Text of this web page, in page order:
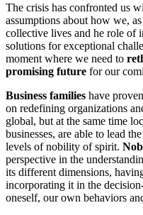
The crisis has confronted us
assumptions about how we,
collective lives and he role of
solutions for exceptional
moment where we need to
promising future for our
Business families have
on redefining organizations
global, but at the same time
businesses, are able to lead
levels of nobility of spirit.
perspective in the
its different dimensions,
incorporating it in the
oneself, our own behaviors